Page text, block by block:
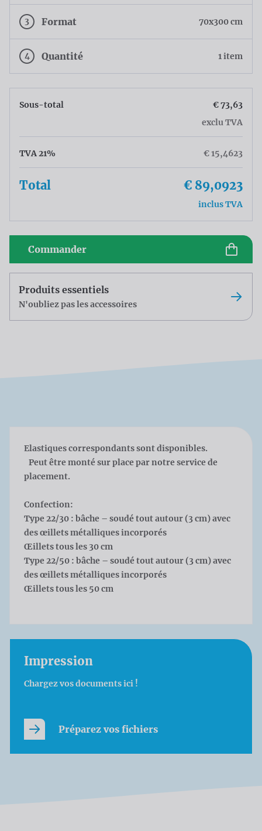
3 Format 70x300 cm
4 Quantité 1 item
Sous-total
€ 73,63
exclu TVA
TVA 21% € 15,4623
Total € 89,0923
inclus TVA
Commander
Produits essentiels
N'oubliez pas les accessoires
Elastiques correspondants sont disponibles.
Peut être monté sur place par notre service de
placement.
Confection:
Type 22/30 : bâche – soudé tout autour (3 cm) avec
des œillets métalliques incorporés
Œillets tous les 30 cm
Type 22/50 : bâche – soudé tout autour (3 cm) avec
des œillets métalliques incorporés
Œillets tous les 50 cm
Impression
Chargez vos documents ici !
Préparez vos fichiers